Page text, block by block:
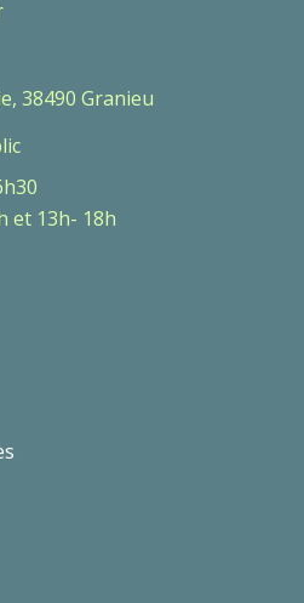
38490 Granieu
et 13h- 18h